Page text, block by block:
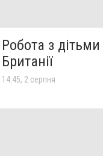
Робота з
Британії
14:45, 2 серпня